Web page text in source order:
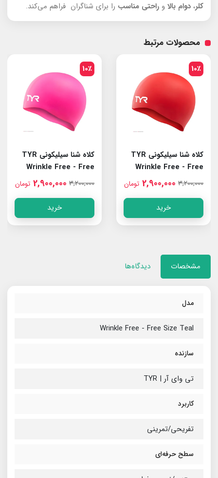
کلر، دوام بالا و راحتی مناسب را برای شناگران فراهم می‌کند.
محصولات مرتبط
10٪
کلاه شنا سیلیکونی TYR
Wrinkle Free - Free
Size Red
3,200,000
2,900,000 تومان
خرید
10٪
کلاه شنا سیلیکونی TYR
Wrinkle Free - Free
Size Pink
3,200,000
2,900,000 تومان
خرید
مشخصات دیدگاه‌ها
مدل
Wrinkle Free - Free Size Teal
سازنده
تی وای آر | TYR
کاربرد
تفریحی/تمرینی
سطح حرفه‌ای